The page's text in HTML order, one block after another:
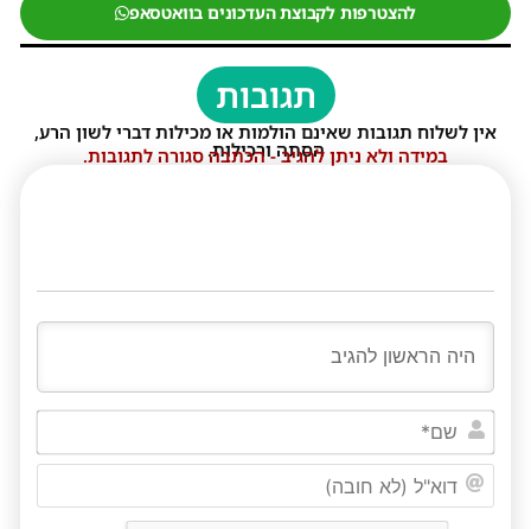
להצטרפות לקבוצת העדכונים בוואטסאפ
תגובות
אין לשלוח תגובות שאינם הולמות או מכילות דברי לשון הרע,
הסתה ורכילות.
במידה ולא ניתן להגיב - הכתבה סגורה לתגובות.
שם*